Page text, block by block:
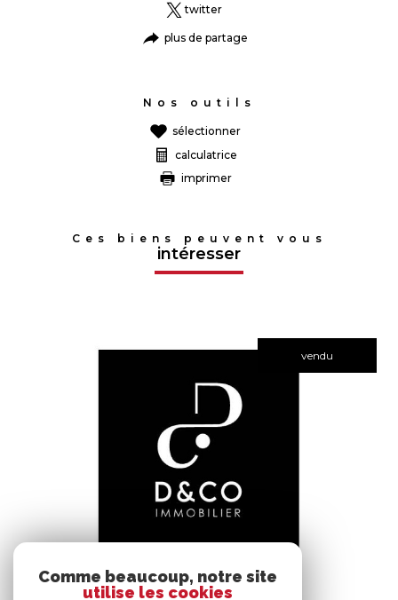
twitter
plus de partage
Nos outils
sélectionner
calculatrice
imprimer
Ces biens peuvent vous
intéresser
vendu
voir le bien
Bâgé-le-Châtel (01380)
Comme beaucoup, notre site
utilise les cookies